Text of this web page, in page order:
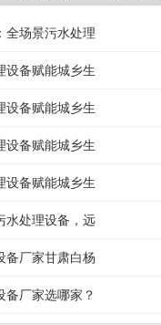
全场景污水处理
设备赋能城乡生
设备赋能城乡生
设备赋能城乡生
设备赋能城乡生
水处理设备，远
备厂家甘肃白杨
备厂家选哪家？